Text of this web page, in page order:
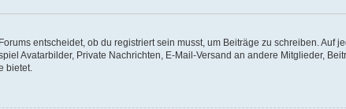
entscheidet, ob du registriert sein musst, um Beiträge zu schreiben. Auf
Avatarbilder, Private Nachrichten, E-Mail-Versand an andere Mitglieder,
bietet.